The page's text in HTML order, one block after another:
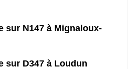
sur N147 à Mignaloux-
sur D347 à Loudun